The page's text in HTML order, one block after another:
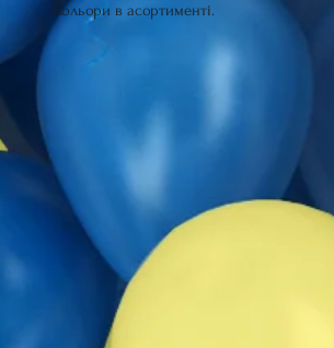
Кольори в асортименті.